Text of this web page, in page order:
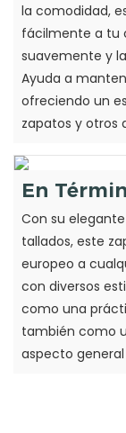
la comodidad,
fácilmente a tu
suavemente y
Ayuda a
ofreciendo un
zapatos y otros
En
Con su
tallados, este
europeo a
con diversos
como una
también como
aspecto